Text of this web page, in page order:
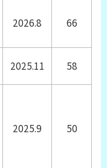
2026.8 66
2025.11 58
2025.9 50